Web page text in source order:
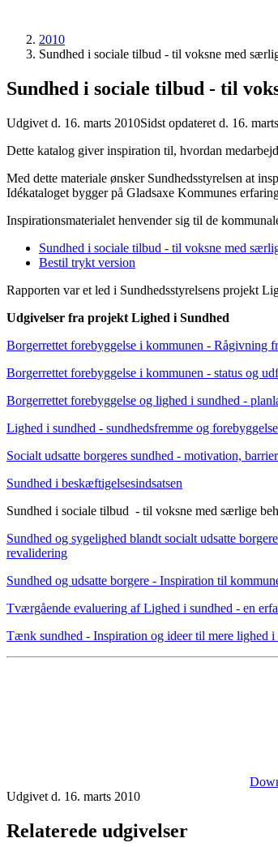
2010
Sundhed i sociale tilbud - til voksne med
Sundhed i sociale tilbud - til
Udgivet d. 16. marts 2010Sidst opdateret d. 16.
Dette katalog giver inspiration til, hvordan
Med dette materiale ønsker Sundhedsstyrelsen at
Idékataloget bygger på Gladsaxe Kommunes
Inspirationsmaterialet henvender sig til de
Sundhed i sociale tilbud - til voksne med
Bestil trykt version
Rapporten var et led i Sundhedsstyrelsens projekt
Udgivelser fra projekt Lighed i Sundhed
Borgerrettet forebyggelse i kommunen - Rågivning
Borgerrettet forebyggelse i kommunen - status og
Borgerrettet forebyggelse og lighed i sundhed -
Lighed i sundhed - sundhedsfremme og
Socialt udsatte borgeres sundhed - motivation,
Sundhed i beskæftigelsesindsatsen
Sundhed i sociale tilbud - til voksne med særlige
Sundhed og sygelighed blandt socialt udsatte
revalidering
Sundhed og udsatte borgere - Inspiration til
Tværgående evaluering af Lighed i sundhed - en
Tænk sundhed - Inspiration og ideer til mere lighed i
Udgivet d. 16. marts 2010
Relaterede udgivelser